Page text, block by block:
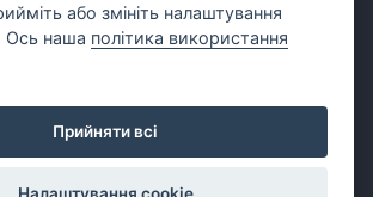
або змініть налаштування
Ось наша політика використання
Прийняти всі